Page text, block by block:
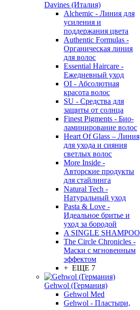
Davines (Италия)
Alchemic - Линия для
усиления и
поддержания цвета
Authentic Formulas -
Органическая линия
для волос
Essential Haircare -
Eжедневный уход
OI - Абсолютная
красота волос
SU - Средства для
защиты от солнца
Finest Pigments - Био-
ламинирование волос
Heart Of Glass – Линия
для ухода и сияния
светлых волос
More Inside -
Авторские продукты
для стайлинга
Natural Tech -
Натуральный уход
Pasta & Love -
Идеальное бритье и
уход за бородой
A SINGLE SHAMPOO
The Circle Chronicles -
Маски с мгновенным
эффектом
+ ЕЩЕ 7
Gehwol (Германия)
Gehwol Med
Gehwol - Пластыри,